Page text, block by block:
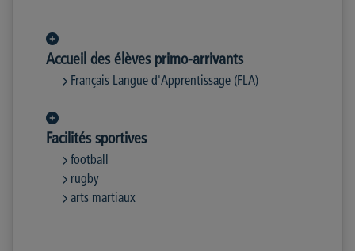
Accueil des élèves primo-arrivants
Français Langue d'Apprentissage (FLA)
Facilités sportives
football
rugby
arts martiaux